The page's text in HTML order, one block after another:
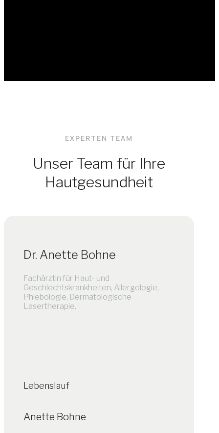
EXPERTEN TEAM
Unser Team für Ihre
Hautgesundheit
Dr. Anette Bohne
Fachärztin für Haut- und
Geschlechtskrankheiten, Allergologie,
Phlebologie, Dermatologische
Lasertherapie.
Lebenslauf
Anette Bohne